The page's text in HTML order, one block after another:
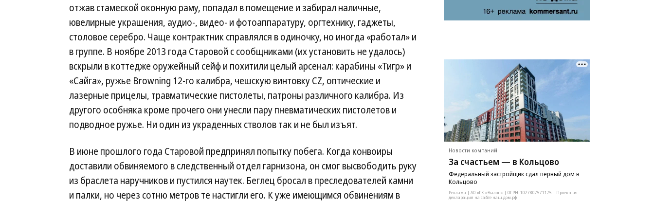
отжав стамеской оконную раму, попадал в помещение и забирал наличные,
ювелирные украшения, аудио-, видео- и фотоаппаратуру, оргтехнику, гаджеты,
столовое серебро. Чаще контрактник справлялся в одиночку, но иногда «работал» и
в группе. В ноябре 2013 года Старовой с сообщниками (их установить не удалось)
вскрыли в коттедже оружейный сейф и похитили целый арсенал: карабины «Тигр» и
«Сайга», ружье Browning 12-го калибра, чешскую винтовку CZ, оптические и
лазерные прицелы, травматические пистолеты, патроны различного калибра. Из
другого особняка кроме прочего они унесли пару пневматических пистолетов и
подводное ружье. Ни один из украденных стволов так и не был изъят.
В июне прошлого года Старовой предпринял попытку побега. Когда конвоиры
доставили обвиняемого в следственный отдел гарнизона, он смог высвободить руку
из браслета наручников и пустился наутек. Беглец бросал в преследователей камни
и палки, но через сотню метров те настигли его. К уже имеющимся обвинениям в
Новости компаний
За счастьем — в Кольцово
Федеральный застройщик сдал первый дом в
Кольцово
Реклама | АО «ГК «Эталон» | ОГРН: 1027807571175 | Проектная
декларация на сайте наш.дом.рф